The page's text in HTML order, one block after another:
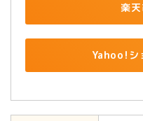
楽
Yahoo!シ